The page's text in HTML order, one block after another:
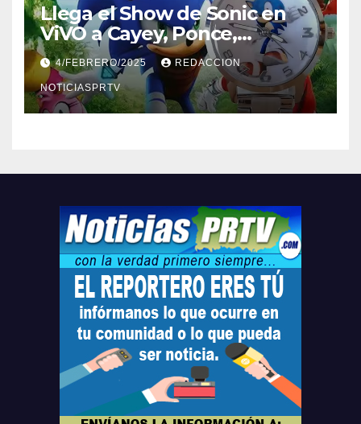
Llega el Show de Sonic en
ViVO a Cayey, Ponce,
Barceloneta y Humacao,
Relojes gratis para el que
compre ahora….
4/FEBRERO/2025 REDACCION
NOTICIASPRTV